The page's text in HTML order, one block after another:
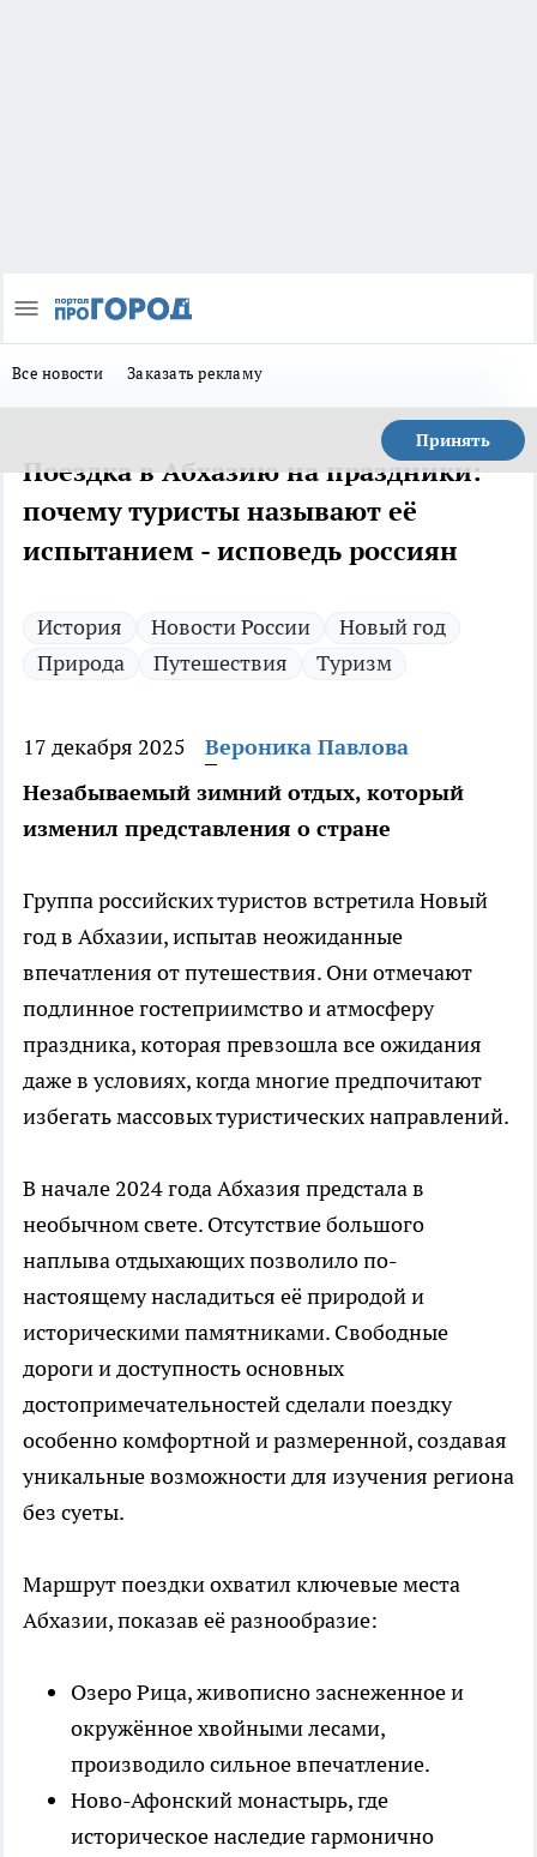
Все новости Заказать рекламу
Принять
Поездка в Абхазию на праздники:
почему туристы называют её
испытанием - исповедь россиян
История Новости России
Новый год
Природа
Путешествия Туризм
17 декабря 2025
Вероника Павлова
Незабываемый зимний отдых, который
изменил представления о стране
Группа российских туристов встретила Новый
год в Абхазии, испытав неожиданные
впечатления от путешествия. Они отмечают
подлинное гостеприимство и атмосферу
праздника, которая превзошла все ожидания
даже в условиях, когда многие предпочитают
избегать массовых туристических направлений.
В начале 2024 года Абхазия предстала в
необычном свете. Отсутствие большого
наплыва отдыхающих позволило по-
настоящему насладиться её природой и
историческими памятниками. Свободные
дороги и доступность основных
достопримечательностей сделали поездку
особенно комфортной и размеренной, создавая
уникальные возможности для изучения региона
без суеты.
Маршрут поездки охватил ключевые места
Абхазии, показав её разнообразие:
Озеро Рица, живописно заснеженное и
окружённое хвойными лесами,
производило сильное впечатление.
Ново-Афонский монастырь, где
историческое наследие гармонично